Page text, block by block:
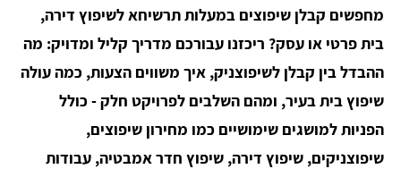
מחפשים קבלן שיפוצים במעלות תרשיחא לשיפוץ דירה,
בית פרטי או עסק? ריכזנו עבורכם מדריך קליל ומדויק: מה
ההבדל בין קבלן לשיפוצניק, איך משווים הצעות, כמה עולה
שיפוץ בית בעיר, ומהם השלבים לפרויקט חלק - כולל
הפניות למושגים שימושיים כמו מחירון שיפוצים,
שיפוצניקים, שיפוץ דירה, שיפוץ חדר אמבטיה, עבודות